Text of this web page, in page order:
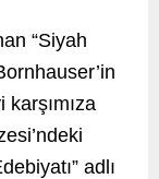
“Siyah
adlı